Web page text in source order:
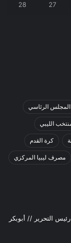
27
28
المجلس الرئاسي
الليبي
كرة القدم
مصرف ليبيا المركزي
التحرير // أبوبكر